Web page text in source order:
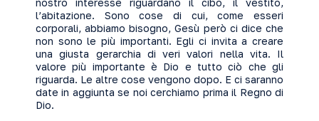
nostro interesse riguardano il cibo, il vestito,
l’abitazione. Sono cose di cui, come esseri
corporali, abbiamo bisogno, Gesù però ci dice che
non sono le più importanti. Egli ci invita a creare
una giusta gerarchia di veri valori nella vita. Il
valore più importante è Dio e tutto ciò che gli
riguarda. Le altre cose vengono dopo. E ci saranno
date in aggiunta se noi cerchiamo prima il Regno di
Dio.